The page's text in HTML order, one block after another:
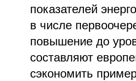
показателей
в числе
повышение до
составляют
сэкономить